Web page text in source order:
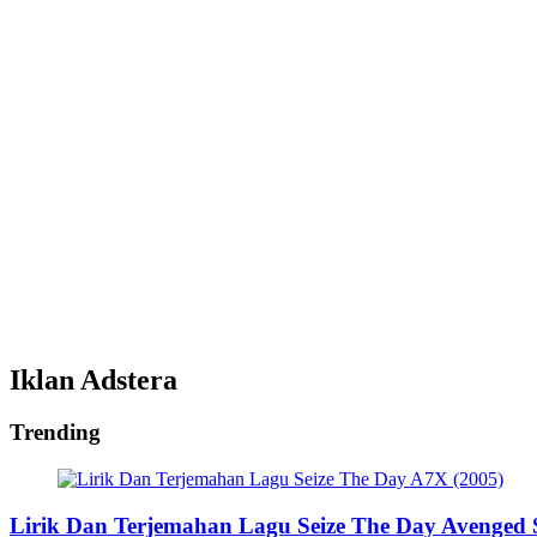
Iklan Adstera
Trending
Lirik Dan Terjemahan Lagu Seize The Day Avenged